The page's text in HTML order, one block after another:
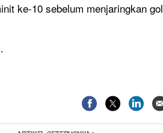
ke-10 sebelum menjaringkan gol